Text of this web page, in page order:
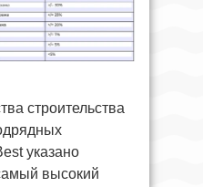
строительства
указано
высокий